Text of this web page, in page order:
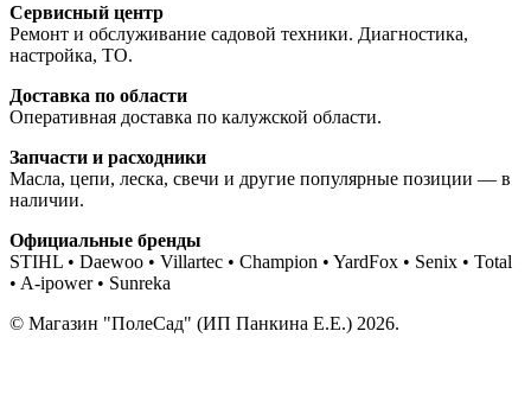
Сервисный центр
Ремонт и обслуживание садовой техники. Диагностика,
настройка, ТО.
Доставка по области
Оперативная доставка по калужской области.
Запчасти и расходники
Масла, цепи, леска, свечи и другие популярные позиции — в
наличии.
Официальные бренды
STIHL • Daewoo • Villartec • Champion • YardFox • Senix • Total
• A-ipower • Sunreka
© Магазин "ПолеСад" (ИП Панкина Е.Е.) 2026.